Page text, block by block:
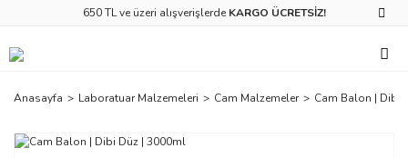
650 TL ve üzeri alışverişlerde KARGO ÜCRETSİZ!
Anasayfa Laboratuar Malzemeleri Cam Malzemeler Cam Balon | Dibi